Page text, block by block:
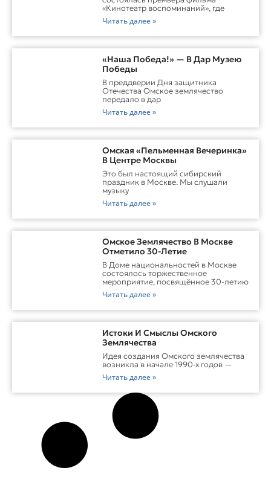
«Кинотеатр воспоминаний», где
Читать далее »
«Наша Победа!» — В Дар Музею
Победы
В преддверии Дня защитника
Отечества Омское землячество
передало в дар
Читать далее »
Омская «Пельменная Вечеринка»
В Центре Москвы
Это был настоящий сибирский
праздник в Москве. Мы слушали
музыку
Читать далее »
Омское Землячество В Москве
Отметило 30-Летие
В Доме национальностей в Москве
состоялось торжественное
мероприятие, посвящённое 30-летию
Читать далее »
Истоки И Смыслы Омского
Землячества
Идея создания Омского землячества
возникла в начале 1990‑х годов —
Читать далее »